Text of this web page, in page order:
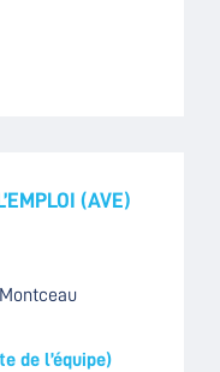
(AVE)
de l’équipe)